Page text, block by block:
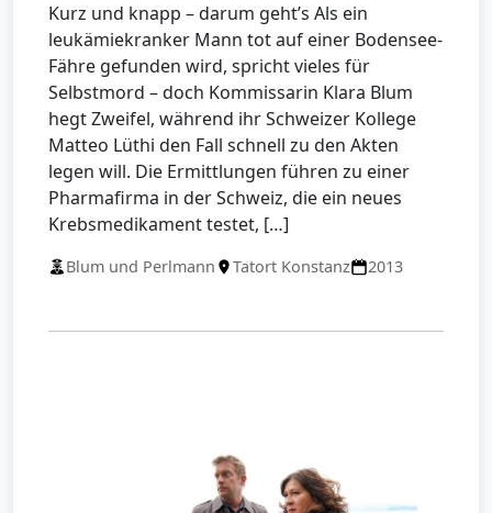
Kurz und knapp – darum geht’s Als ein
leukämiekranker Mann tot auf einer Bodensee-
Fähre gefunden wird, spricht vieles für
Selbstmord – doch Kommissarin Klara Blum
hegt Zweifel, während ihr Schweizer Kollege
Matteo Lüthi den Fall schnell zu den Akten
legen will. Die Ermittlungen führen zu einer
Pharmafirma in der Schweiz, die ein neues
Krebsmedikament testet, […]
Blum und Perlmann Tatort Konstanz 2013